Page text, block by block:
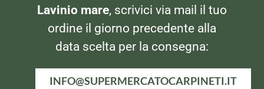
Lavinio mare, scrivici via mail il tuo
ordine il giorno precedente alla
data scelta per la consegna:
INFO@SUPERMERCATOCARPINETI.IT